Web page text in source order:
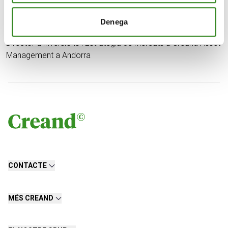
Denega
Director d’Inversions i Estratègia de Mercats a Creand Asset
Management a Andorra
CONTACTE
MÉS CREAND